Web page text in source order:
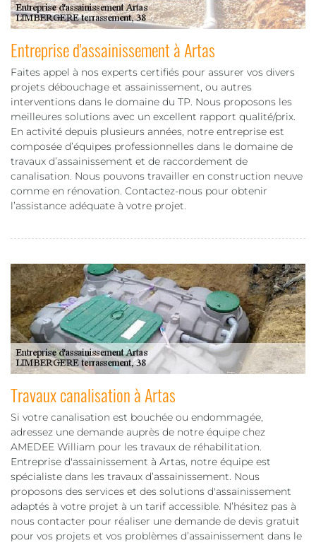
Entreprise d'assainissement à Artas
Faites appel à nos experts certifiés pour assurer vos divers
projets débouchage et assainissement, ou autres
interventions dans le domaine du TP. Nous proposons les
meilleures solutions avec un excellent rapport qualité/prix.
En activité depuis plusieurs années, notre entreprise est
composée d’équipes professionnelles dans le domaine de
travaux d’assainissement et de raccordement de
canalisation. Nous pouvons travailler en construction neuve
comme en rénovation. Contactez-nous pour obtenir
l’assistance adéquate à votre projet.
Travaux canalisation à Artas
Si votre canalisation est bouchée ou endommagée,
adressez une demande auprès de notre équipe chez
AMEDEE William pour les travaux de réhabilitation.
Entreprise d'assainissement à Artas, notre équipe est
spécialiste dans les travaux d’assainissement. Nous
proposons des services et des solutions d'assainissement
adaptés à votre projet à un tarif accessible. N’hésitez pas à
nous contacter pour réaliser une demande de devis gratuit
pour vos projets et vos problèmes d’assainissement dans le